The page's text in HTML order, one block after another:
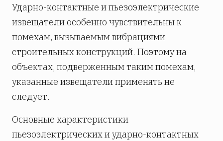
Ударно-контактные и пьезоэлектрические
извещатели особенно чувствительны к
помехам, вызываемым вибрациями
строительных конструкций. Поэтому на
объектах, подверженным таким помехам,
указанные извещатели применять не
следует.
Основные характеристики
пьезоэлектрических и ударно-контактных